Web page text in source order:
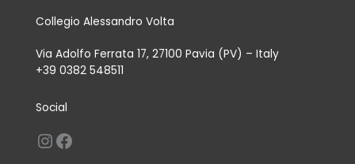
Collegio Alessandro Volta
Via Adolfo Ferrata 17, 27100 Pavia (PV) – Italy
+39 0382 548511
Social
Instagram
Facebook